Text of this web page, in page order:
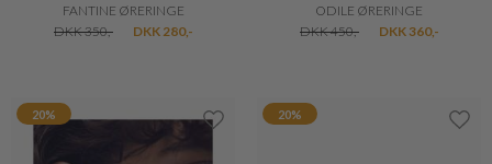
FANTINE ØRERINGE
DKK 350,-
DKK 280,-
ODILE ØRERINGE
DKK 450,-
DKK 360,-
20% 20%